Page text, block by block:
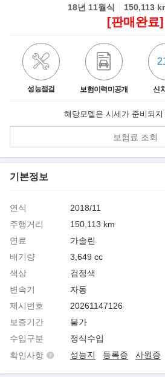
18년 11월식 150,113
[판매완료]
성능점검 보험이력미공개 신
해당모델은 시세가 준비되
보험료 조회
기본정보
연식
2018/11
주행거리
150,113 km
연료
가솔린
배기량
3,649 cc
색상
검정색
변속기
자동
제시번호
20261147126
보증기간
불가
수입구분
정식수입
확인사항
성능지 등록증 사원증